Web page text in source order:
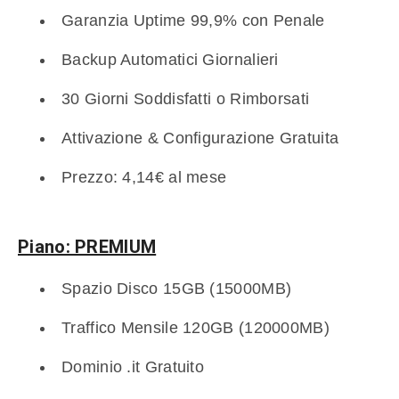
Garanzia Uptime 99,9% con Penale
Backup Automatici Giornalieri
30 Giorni Soddisfatti o Rimborsati
Attivazione & Configurazione Gratuita
Prezzo: 4,14€ al mese
Piano: PREMIUM
Spazio Disco 15GB (15000MB)
Traffico Mensile 120GB (120000MB)
Dominio .it Gratuito